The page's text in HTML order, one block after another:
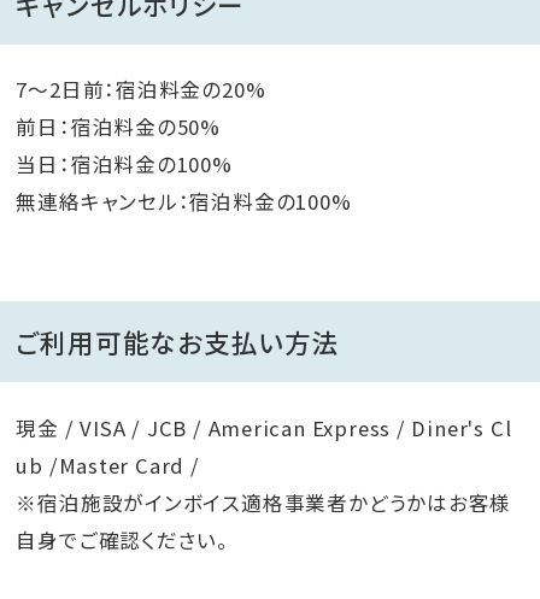
7～2日前：宿泊料金の20%
前日：宿泊料金の50%
当日：宿泊料金の100%
無連絡キャンセル：宿泊料金の100%
ご利用可能なお支払い方法
現金 / VISA / JCB / American Express / Diner's Cl
ub /Master Card /
※宿泊施設がインボイス適格事業者かどうかはお客様
自身でご確認ください。